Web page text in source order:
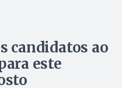
candidatos ao
este